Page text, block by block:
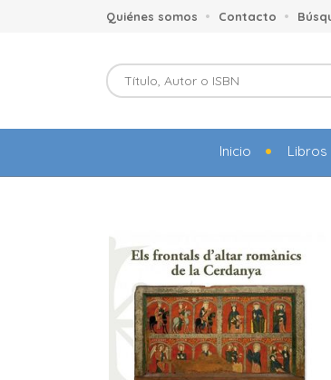
Quiénes somos Contacto
Inicio Libros